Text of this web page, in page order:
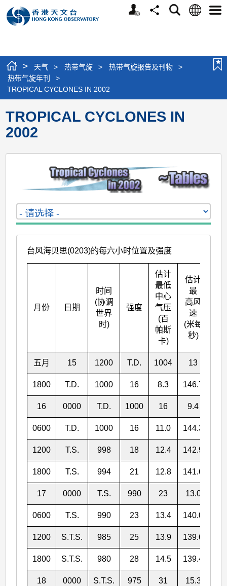
个
分
搜
语
选
> 天气 > 热带气旋 > 热带气旋报告及刊物
>
热带气旋年刊
>
TROPICAL CYCLONES IN 2002
TROPICAL CYCLONES IN
2002
台风海贝思(0203)的每六小时位置及强度
月份 日期
时间
(协调
世界
时)
强度
估计
最低
中心
气压
(百
帕斯
卡)
估计
最
高风
速
(米每
秒)
五月 15 1200 T.D. 1004 13
1800 T.D. 1000 16 8.3 146.7
16 0000 T.D. 1000 16 9.4
0600 T.D. 1000 16 11.0 144.3
1200 T.S. 998 18 12.4 142.9
1800 T.S. 994 21 12.8 141.6
17 0000 T.S. 990 23 13.0
0600 T.S. 990 23 13.4 140.0
1200 S.T.S. 985 25 13.9 139.6
1800 S.T.S. 980 28 14.5 139.4
18 0000 S.T.S. 975 31 15.3